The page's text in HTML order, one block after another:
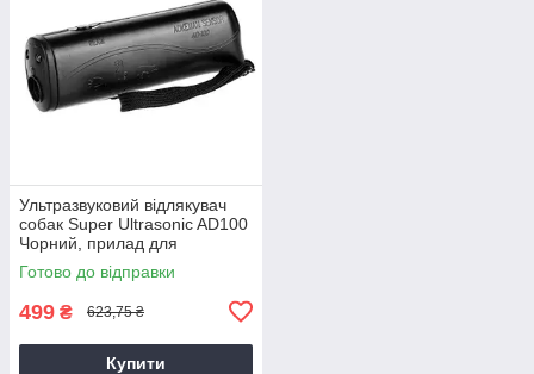
Ультразвуковий відлякувач
собак Super Ultrasonic AD100
Чорний, прилад для
відлякування собак
Готово до відправки
499 ₴ 623,75 ₴
Купити